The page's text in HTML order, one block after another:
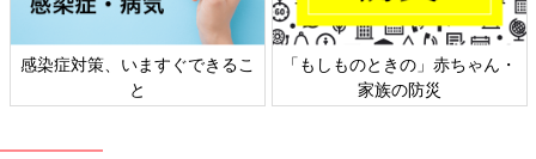
感染症対策、いますぐできるこ
と
「もしものときの」赤ちゃん・
家族の防災